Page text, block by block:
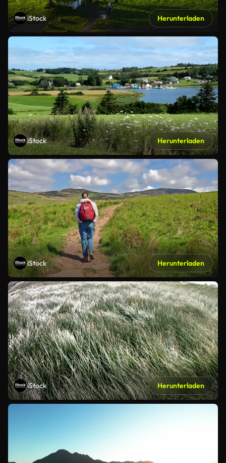
iStock Herunterladen
iStock Herunterladen
iStock Herunterladen
iStock Herunterladen